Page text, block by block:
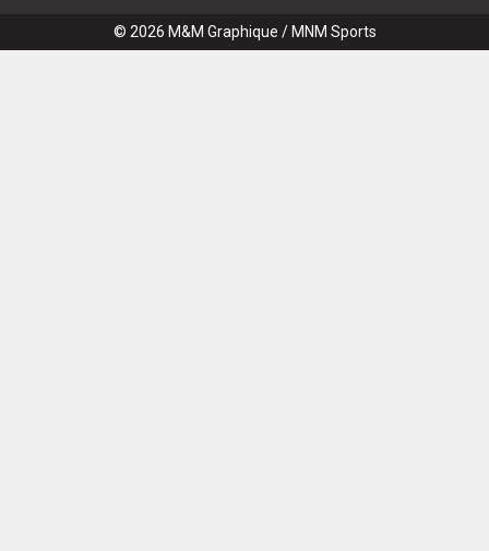
© 2026 M&M Graphique / MNM Sports